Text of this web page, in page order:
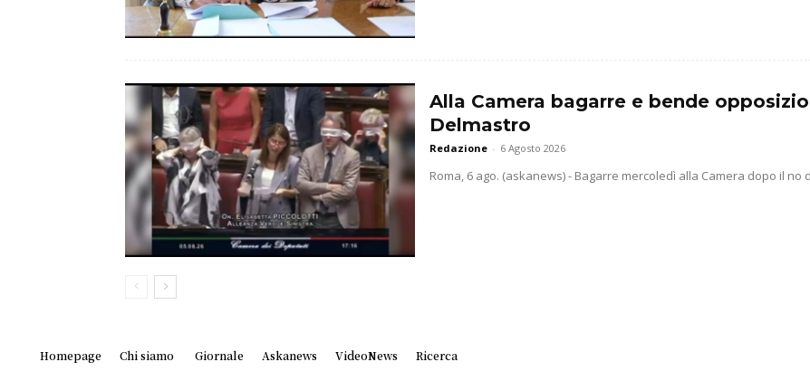
Alla Camera bagarre e bende
Delmastro
Redazione - 6 Agosto 2026
Roma, 6 ago. (askanews) - Bagarre mercoledì alla Camera dopo il no
Homepage Chi siamo Giornale Askanews VideoNews Ricerca